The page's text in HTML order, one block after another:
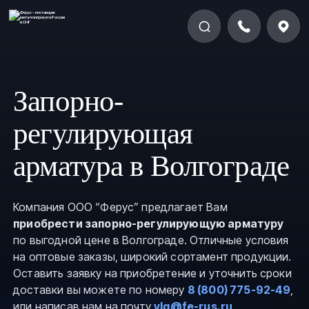
Запорно-
регулирующая
арматура в Волгограде
Компания ООО “Ферус” предлагает Вам
приобрести запорно-регулирующую арматуру
по выгодной цене в Волгограде. Отличные условия
на оптовые заказы, широкий сортамент продукции.
Оставить заявку на приобретение и уточнить сроки
доставки вы можете по номеру 8 (800) 775-92-49,